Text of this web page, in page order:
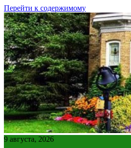
Перейти к содержимому
9 августа, 2026